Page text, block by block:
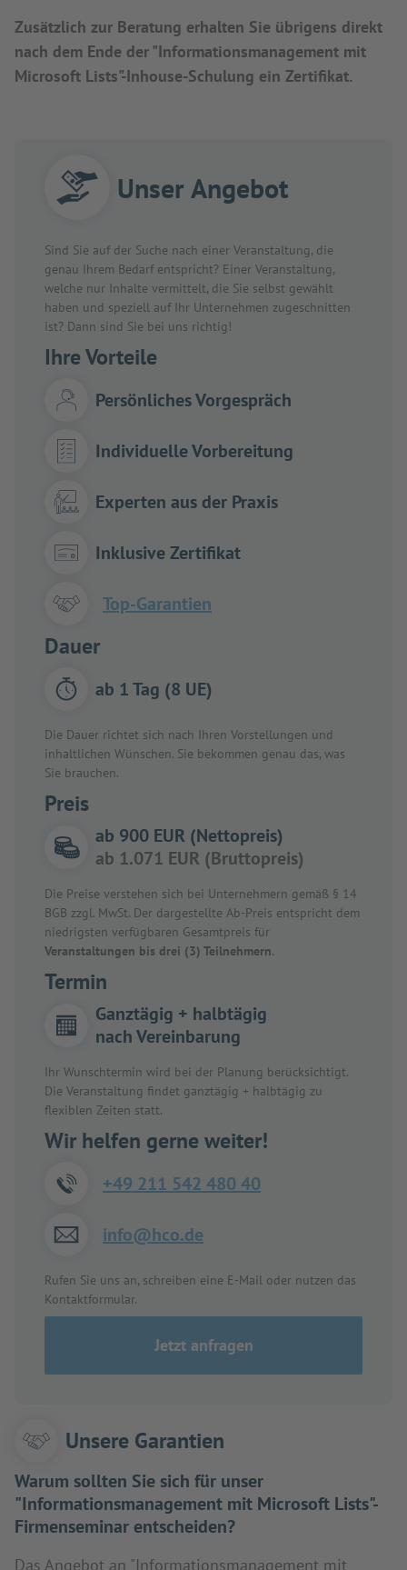
Zusätzlich zur Beratung erhalten Sie übrigens direkt
nach dem Ende der "Informationsmanagement mit
Microsoft Lists"-Inhouse-Schulung ein Zertifikat.
Unser Angebot
Sind Sie auf der Suche nach einer Veranstaltung, die
genau Ihrem Bedarf entspricht? Einer Veranstaltung,
welche nur Inhalte vermittelt, die Sie selbst gewählt
haben und speziell auf Ihr Unternehmen zugeschnitten
ist? Dann sind Sie bei uns richtig!
Ihre Vorteile
Persönliches Vorgespräch
Individuelle Vorbereitung
Experten aus der Praxis
Inklusive Zertifikat
Top-Garantien
Dauer
ab 1 Tag (8 UE)
Die Dauer richtet sich nach Ihren Vorstellungen und
inhaltlichen Wünschen. Sie bekommen genau das, was
Sie brauchen.
Preis
ab 900 EUR (Nettopreis)
ab 1.071 EUR (Bruttopreis)
Die Preise verstehen sich bei Unternehmern gemäß § 14
BGB zzgl. MwSt. Der dargestellte Ab-Preis entspricht dem
niedrigsten verfügbaren Gesamtpreis für
Veranstaltungen bis drei (3) Teilnehmern.
Termin
Ganztägig + halbtägig
nach Vereinbarung
Ihr Wunschtermin wird bei der Planung berücksichtigt.
Die Veranstaltung findet ganztägig + halbtägig zu
flexiblen Zeiten statt.
Wir helfen gerne weiter!
+49 211 542 480 40
info@hco.de
Rufen Sie uns an, schreiben eine E-Mail oder nutzen das
Kontaktformular.
Jetzt anfragen
Unsere Garantien
Warum sollten Sie sich für unser
"Informationsmanagement mit Microsoft Lists"-
Firmenseminar entscheiden?
Das Angebot an "Informationsmanagement mit